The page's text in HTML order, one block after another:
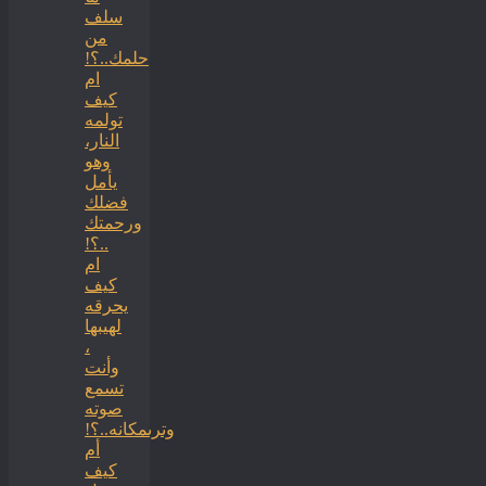
سلف
من
حلمك..؟!
ام
كيف
تولمه
النار،
وهو
يأمل
فضلك
ورحمتك
..؟!
ام
كيف
يحرقه
لهيبها
،
وأنت
تسمع
صوته
وترىمكانه..؟!
أم
كيف